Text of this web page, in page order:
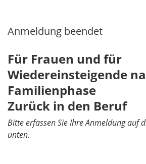
Anmeldung beendet
Für Frauen und für
Wiedereinsteigende
Familienphase
Zurück in den Beruf
Bitte erfassen Sie Ihre Anmeldung auf
unten.